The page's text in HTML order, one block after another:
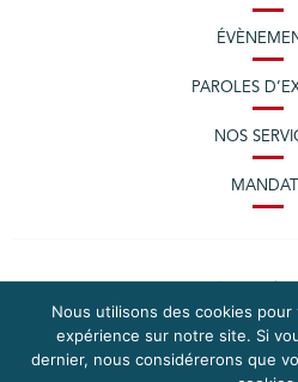
PAROLES
NOS
Nous utilisons des cookies pour
expérience sur notre site. Si
dernier, nous considérerons que